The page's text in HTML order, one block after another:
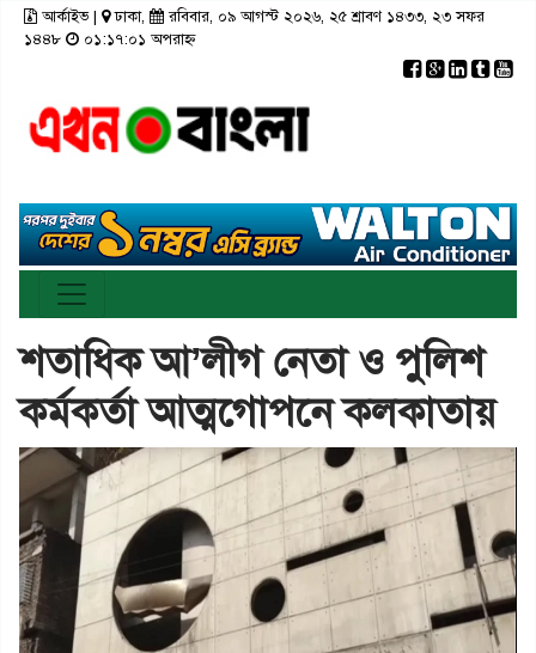
আর্কাইভ| ঢাকা,
রবিবার, ০৯ আগস্ট ২০২৬, ২৫ শ্রাবণ ১৪৩৩, ২৩ সফর
১৪৪৮
০১:১৭:০১ অপরাহ্ন
রাজনীতি
মতামত
স্বাস্থ্য
সাহিত্য
লাইফস্টাইল
গণমাধ্যম
ভিডিও গ্যালারি
টপ নিউজ
তথ্য-প্রযুক্তি
ঢাকা
বরিশাল
ময়মনসিংহ
রাজশাহী
রংপুর
সিলেট ভিডিও
ফটো গ্যালারী
শতাধিক আ’লীগ নেতা ও পুলিশ
কর্মকর্তা আত্মগোপনে কলকাতায়